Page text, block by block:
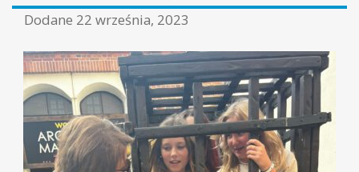
Dodane 22 września, 2023